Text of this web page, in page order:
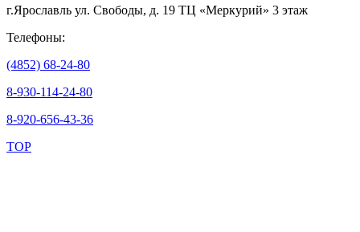
г.Ярославль ул. Свободы, д. 19 ТЦ «Меркурий» 3 этаж
Телефоны:
(4852) 68-24-80
8-930-114-24-80
8-920-656-43-36
TOP